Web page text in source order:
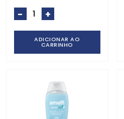
- +
ADICIONAR AO
CARRINHO